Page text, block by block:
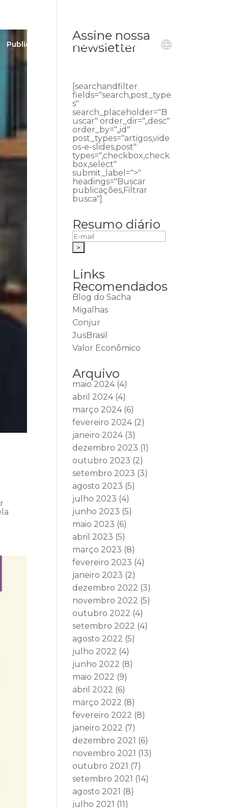
Publicações Ouvidoria Contato
Assine nossa
newsletter
[searchandfilter
fields="search,post_type
s"
search_placeholder="B
uscar" order_dir=",,desc"
order_by=",,id"
post_types="artigos,vide
os-e-slides,post"
types=",checkbox,check
box,select"
submit_label=">"
headings="Buscar
publicações,Filtrar
busca"]
Resumo diário
Links
Recomendados
Blog do Sacha
Migalhas
Conjur
JusBrasil
Valor Econômico
Arquivo
maio 2024(4)
abril 2024(4)
março 2024(6)
fevereiro 2024(2)
janeiro 2024(3)
dezembro 2023 (1)
outubro 2023 (2)
setembro 2023 (3)
agosto 2023 (5)
julho 2023 (4)
junho 2023 (5)
maio 2023 (6)
abril 2023 (5)
março 2023 (8)
fevereiro 2023 (4)
janeiro 2023 (2)
dezembro 2022 (3)
novembro 2022 (5)
outubro 2022 (4)
setembro 2022 (4)
agosto 2022 (5)
julho 2022 (4)
junho 2022 (8)
maio 2022 (9)
abril 2022 (6)
março 2022 (8)
fevereiro 2022 (8)
janeiro 2022 (7)
dezembro 2021 (6)
novembro 2021 (13)
outubro 2021 (7)
setembro 2021 (14)
agosto 2021 (8)
julho 2021 (11)